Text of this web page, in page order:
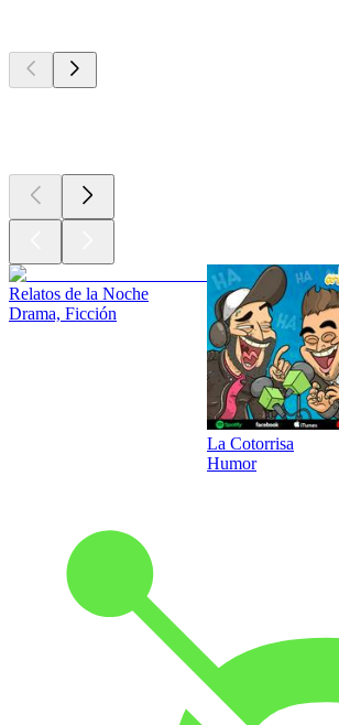
Relatos de la Noche
Drama, Ficción
La Cotorrisa
Humor